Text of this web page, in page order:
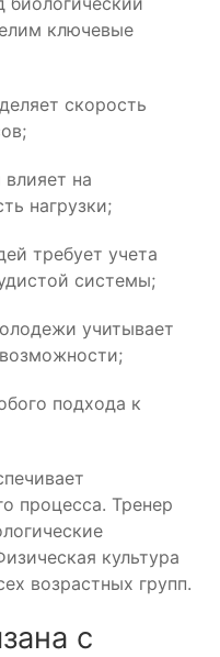
ключевые
скорость
на
нагрузки;
требует учета
системы;
учитывает
подхода к
процесса. Тренер
культура
возрастных групп.
с